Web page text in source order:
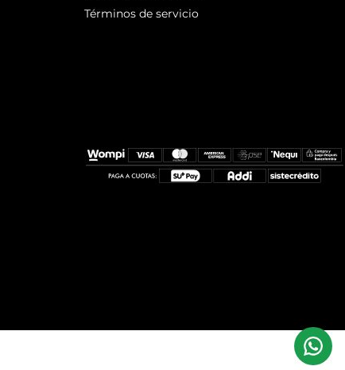
Términos de servicio